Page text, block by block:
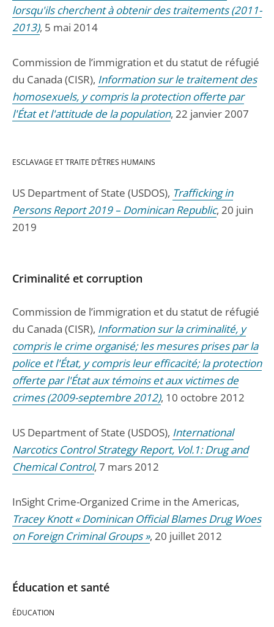
lorsqu'ils cherchent à obtenir des traitements (2011-
2013), 5 mai 2014
Commission de l’immigration et du statut de réfugié
du Canada (CISR), Information sur le traitement des
homosexuels, y compris la protection offerte par
l'État et l'attitude de la population, 22 janvier 2007
ESCLAVAGE ET TRAITE D’ÊTRES HUMAINS
US Department of State (USDOS), Trafficking in
Persons Report 2019 – Dominican Republic, 20 juin
2019
Criminalité et corruption
Commission de l’immigration et du statut de réfugié
du Canada (CISR), Information sur la criminalité, y
compris le crime organisé; les mesures prises par la
police et l'État, y compris leur efficacité; la protection
offerte par l'État aux témoins et aux victimes de
crimes (2009-septembre 2012), 10 octobre 2012
US Department of State (USDOS), International
Narcotics Control Strategy Report, Vol.1: Drug and
Chemical Control, 7 mars 2012
InSight Crime-Organized Crime in the Americas,
Tracey Knott « Dominican Official Blames Drug Woes
on Foreign Criminal Groups », 20 juillet 2012
Éducation et santé
ÉDUCATION